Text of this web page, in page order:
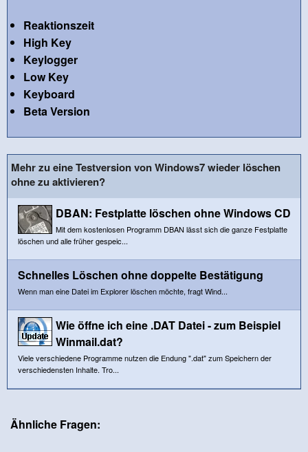
Reaktionszeit
High Key
Keylogger
Low Key
Keyboard
Beta Version
Mehr zu eine Testversion von Windows7 wieder löschen
ohne zu aktivieren?
DBAN: Festplatte löschen ohne Windows CD
Mit dem kostenlosen Programm DBAN lässt sich die ganze Festplatte
löschen und alle früher gespeic...
Schnelles Löschen ohne doppelte Bestätigung
Wenn man eine Datei im Explorer löschen möchte, fragt Wind...
Wie öffne ich eine .DAT Datei - zum Beispiel
Winmail.dat?
Viele verschiedene Programme nutzen die Endung ".dat" zum Speichern der
verschiedensten Inhalte. Tro...
Ähnliche Fragen: